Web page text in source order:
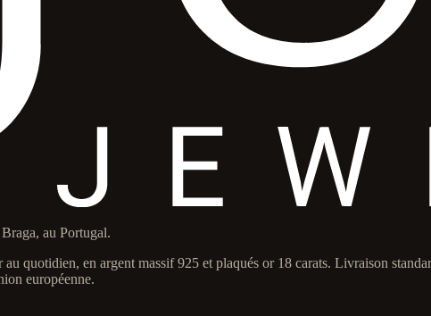
au Portugal.
quotidien, en argent massif 925 et plaqués or 18 carats. Livraison
européenne.